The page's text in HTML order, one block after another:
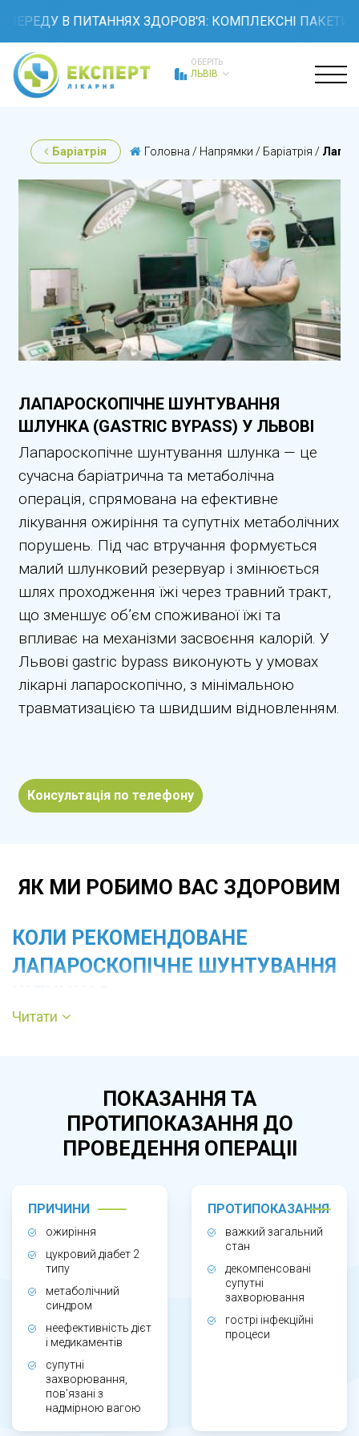
В ПИТАННЯХ ЗДОРОВ'Я: КОМПЛЕКСНІ ПАКЕТИ
ОБЕРІТЬ
ЛЬВІВ
Баріатрія Головна / Напрямки / Баріатрія /
ЛАПАРОСКОПІЧНЕ ШУНТУВАННЯ
ШЛУНКА (GASTRIC BYPASS) У ЛЬВОВІ
Лапароскопічне шунтування шлунка — це
сучасна баріатрична та метаболічна
операція, спрямована на ефективне
лікування ожиріння та супутніх метаболічних
порушень. Під час втручання формується
малий шлунковий резервуар і змінюється
шлях проходження їжі через травний тракт,
що зменшує об’єм споживаної їжі та
впливає на механізми засвоєння калорій. У
Львові gastric bypass виконують у умовах
лікарні лапароскопічно, з мінімальною
травматизацією та швидшим відновленням.
Консультація по телефону
ЯК МИ РОБИМО ВАС ЗДОРОВИМ
КОЛИ РЕКОМЕНДОВАНЕ
ЛАПАРОСКОПІЧНЕ ШУНТУВАННЯ
або надмірною масою тіла при
неефективності консервативного лікування.
Gastric bypass рекомендують за наявності
цукрового діабету 2 типу, артеріальної
ускладнень, пов’язаних із зайвою вагою.
ЯК ПРОХОДИТЬ ЛАПАРОСКОПІЧНЕ
ШУНТУВАННЯ ШЛУНКА?
Операція виконується під загальною
анестезією лапароскопічним методом. Хірург
формує невеликий шлунок і створює обхідну
ділянку тонкої кишки для зміни процесу
Читати
ПОКАЗАННЯ ТА
ПРОТИПОКАЗАННЯ ДО
ПРОВЕДЕННЯ ОПЕРАЦІІ
ПРИЧИНИ
ожиріння
цукровий діабет 2
типу
метаболічний
синдром
неефективність дієт
і медикаментів
супутні
захворювання,
пов’язані з
надмірною вагою
ПРОТИПОКАЗАННЯ
важкий загальний
стан
декомпенсовані
супутні
захворювання
гострі інфекційні
процеси